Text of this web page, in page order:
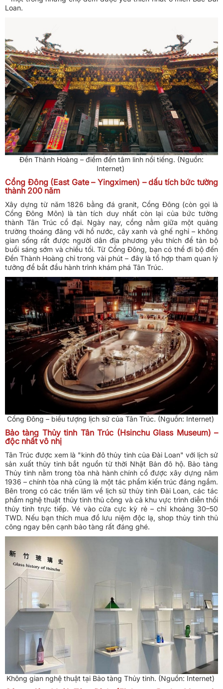
Loan.
Đền Thành Hoàng – điểm đến tâm linh nổi tiếng. (Nguồn:
Internet)
Cổng Đông (East Gate – Yingximen) – dấu tích bức tường
thành 200 năm
Xây dựng từ năm 1826 bằng đá granit, Cổng Đông (còn gọi là
Cổng Đông Môn) là tàn tích duy nhất còn lại của bức tường
thành Tân Trúc cổ đại. Ngày nay, cổng nằm giữa một quảng
trường thoáng đãng với hồ nước, cây xanh và ghế nghỉ – không
gian sống rất được người dân địa phương yêu thích để tản bộ
buổi sáng sớm và chiều tối. Từ Cổng Đông, bạn có thể đi bộ đến
Đền Thành Hoàng chỉ trong vài phút – đây là tổ hợp tham quan lý
tưởng để bắt đầu hành trình khám phá Tân Trúc.
Cổng Đông – biểu tượng lịch sử của Tân Trúc. (Nguồn: Internet)
Bảo tàng Thủy tinh Tân Trúc (Hsinchu Glass Museum) –
độc nhất vô nhị
Tân Trúc được xem là "kinh đô thủy tinh của Đài Loan" với lịch sử
sản xuất thủy tinh bắt nguồn từ thời Nhật Bản đô hộ. Bảo tàng
Thủy tinh nằm trong tòa nhà hành chính cổ được xây dựng năm
1936 – chính tòa nhà cũng là một tác phẩm kiến trúc đáng ngắm.
Bên trong có các triển lãm về lịch sử thủy tinh Đài Loan, các tác
phẩm nghệ thuật thủy tinh thủ công và cả khu vực trình diễn thổi
thủy tinh trực tiếp. Vé vào cửa cực kỳ rẻ – chỉ khoảng 30–50
TWD. Nếu bạn thích mua đồ lưu niệm độc lạ, shop thủy tinh thủ
công ngay bên cạnh bảo tàng rất đáng ghé.
Không gian nghệ thuật tại Bảo tàng Thủy tinh. (Nguồn: Internet)